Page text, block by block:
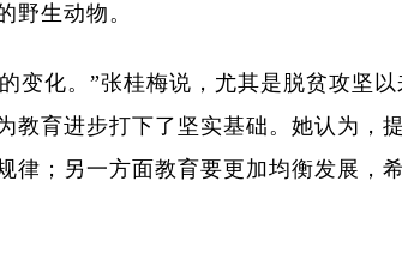
野生动物。
变化。”张桂梅说，尤其是脱贫攻坚
教育进步打下了坚实基础。她认为，
律；另一方面教育要更加均衡发展，